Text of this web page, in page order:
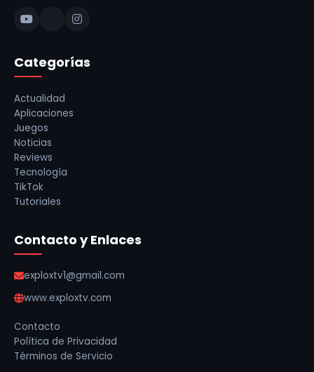
Categorías
Actualidad
Aplicaciones
Juegos
Noticias
Reviews
Tecnología
TikTok
Tutoriales
Contacto y Enlaces
exploxtv1@gmail.com
www.exploxtv.com
Contacto
Política de Privacidad
Términos de Servicio